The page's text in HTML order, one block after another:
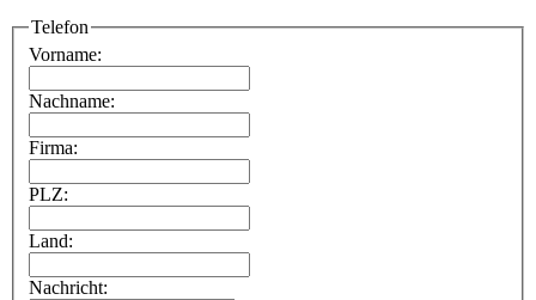
Telefon
Vorname:
Nachname:
Firma:
PLZ:
Land:
Nachricht: